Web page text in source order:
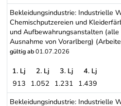
Gewerbliche Textilreiniger,
Bekleidungsindustrie: Industrielle
Chemischputzereien und
und Aufbewahrungsanstalten
Ausnahme von Vorarlberg)
gültig ab01.07.2026
Bekleidungsindustrie: Industrielle
1. Lj 2. Lj 3. Lj
4. Lj
913 1.052 1.231 1.439
Bekleidungsindustrie: Industrielle